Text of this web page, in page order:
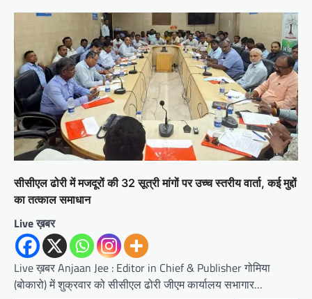
सीसीएल ढोरी में मजदूरों की 32 सूत्री मांगों पर उच्च स्तरीय वार्ता, कई मुद्दों
का तत्काल समाधान
Live ख़बर
Live ख़बर Anjaan Jee : Editor in Chief & Publisher गोमिया
(बोकारो) में शुक्रवार को सीसीएल ढोरी जीएम कार्यालय सभागार…